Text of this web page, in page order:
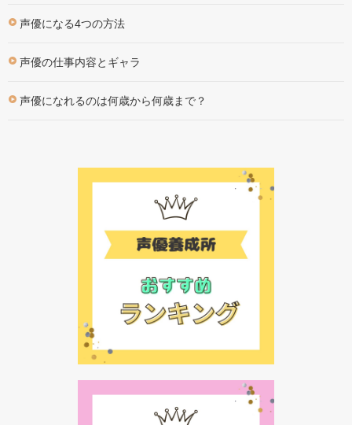
声優になる4つの方法
声優の仕事内容とギャラ
声優になれるのは何歳から何歳まで？